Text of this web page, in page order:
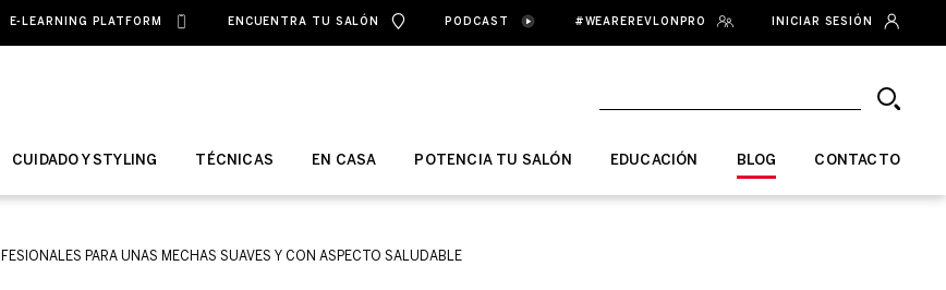
E-LEARNING PLATFORM ENCUENTRA TU SALÓN PODCAST #WEAREREVLONPRO INICIAR SESIÓN
CUIDADO Y STYLING TÉCNICAS EN CASA POTENCIA TU SALÓN EDUCACIÓN BLOG CONTACTO
PARA UNAS MECHAS SUAVES Y CON ASPECTO SALUDABLE